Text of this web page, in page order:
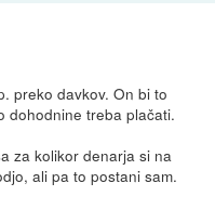
preko davkov. On bi to
dohodnine treba plačati.
za kolikor denarja si na
ali pa to postani sam.